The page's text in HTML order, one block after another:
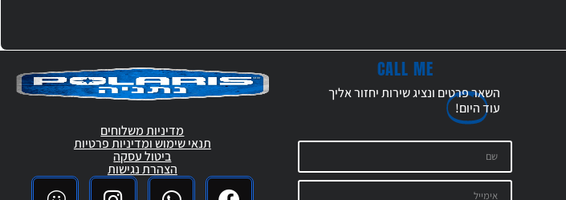
CALL ME
השאר פרטים ונציג שירות יחזור אליך
עודהיום!
מדיניות משלוחים
תנאי שימוש ומדיניות פרטיות
ביטול עסקה
הצהרת נגישות